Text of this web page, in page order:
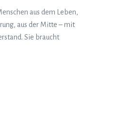
aus dem Leben,
aus der Mitte – mit
Sie braucht